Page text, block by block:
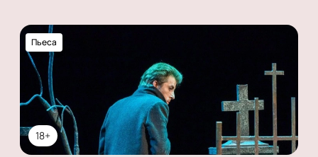
18+
Пьеса